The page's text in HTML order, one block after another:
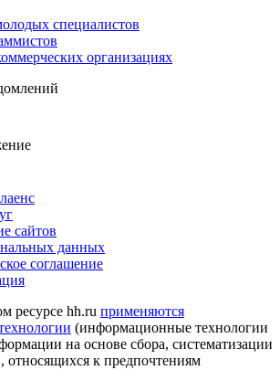
специалистов
организациях
сайтов
данных
соглашение
ресурсе hh.ru применяются
(информационные технологии
на основе сбора, систематизации
относящихся к предпочтениям